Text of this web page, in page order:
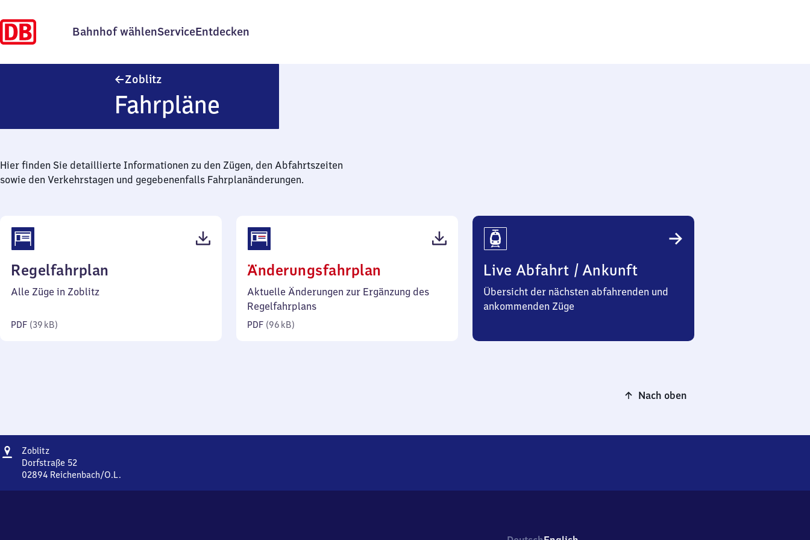
Bahnhof wählenServiceEntdecken
Zoblitz
Fahrpläne
Hier finden Sie detaillierte Informationen zu den Zügen, den Abfahrtszeiten
sowie den Verkehrstagen und gegebenenfalls Fahrplanänderungen.
Regelfahrplan
Alle Züge in Zoblitz
PDF (39 kB)
Änderungsfahrplan
96
Aktuelle Änderungen zur Ergänzung des
Regelfahrplans
PDF (96 kB)
Live Abfahrt / Ankunft
Übersicht der nächsten abfahrenden und
ankommenden Züge
Nach oben
Adresse
ZoblitzZoblitz
Dorfstraße 52
02894 Reichenbach/O.L.